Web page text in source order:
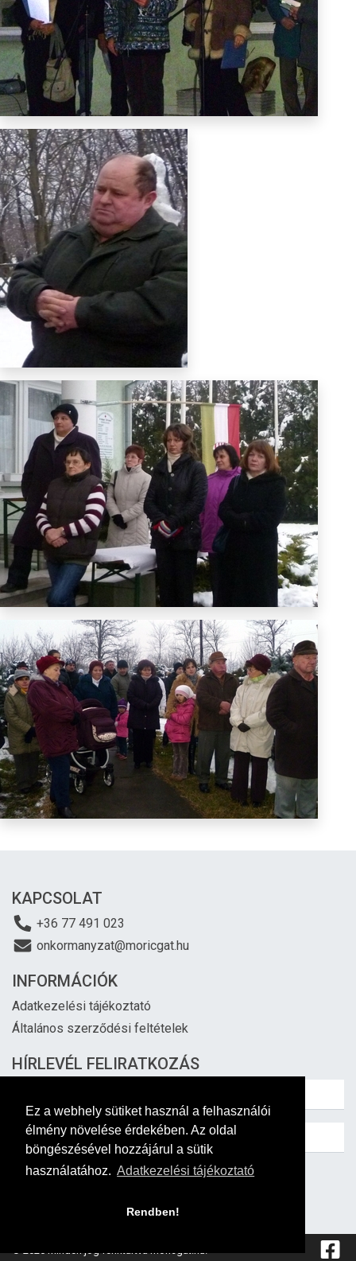
Ez a webhely sütiket használ a felhasználói
élmény növelése érdekében. Az oldal
böngészésével hozzájárul a sütik
használatához. Adatkezelési tájékoztató
Rendben!
KAPCSOLAT
+36 77 491 023
onkormanyzat@moricgat.hu
INFORMÁCIÓK
Adatkezelési tájékoztató
Általános szerződési feltételek
HÍRLEVÉL FELIRATKOZÁS
© 2026 Minden jog fenntartva moricgat.hu!